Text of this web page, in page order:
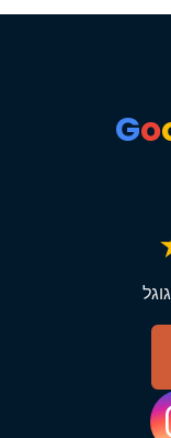
Go